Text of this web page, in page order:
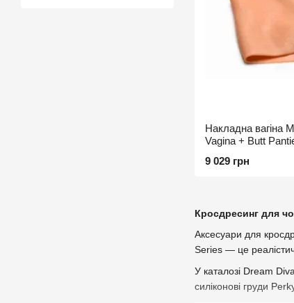
Кросдресинг для
Аксесуари для
Series — це
У каталозі Dream
силіконові груди
Накладна вагіна
Vagina + Butt
9 029 грн